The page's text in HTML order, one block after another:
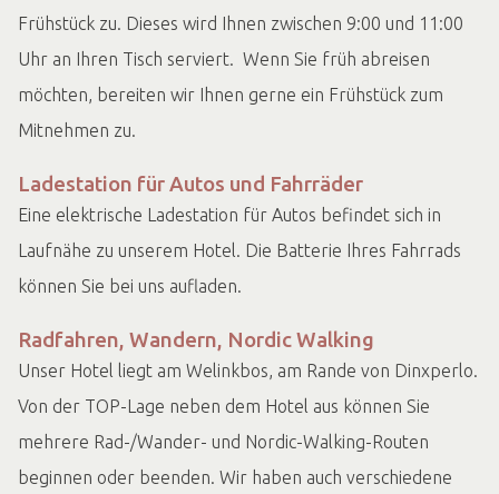
Frühstück zu. Dieses wird Ihnen zwischen 9:00 und 11:00
Uhr an Ihren Tisch serviert. Wenn Sie früh abreisen
möchten, bereiten wir Ihnen gerne ein Frühstück zum
Mitnehmen zu.
Ladestation für Autos und Fahrräder
Eine elektrische Ladestation für Autos befindet sich in
Laufnähe zu unserem Hotel. Die Batterie Ihres Fahrrads
können Sie bei uns aufladen.
Radfahren, Wandern, Nordic Walking
Unser Hotel liegt am Welinkbos, am Rande von Dinxperlo.
Von der TOP-Lage neben dem Hotel aus können Sie
mehrere Rad-/Wander- und Nordic-Walking-Routen
beginnen oder beenden. Wir haben auch verschiedene